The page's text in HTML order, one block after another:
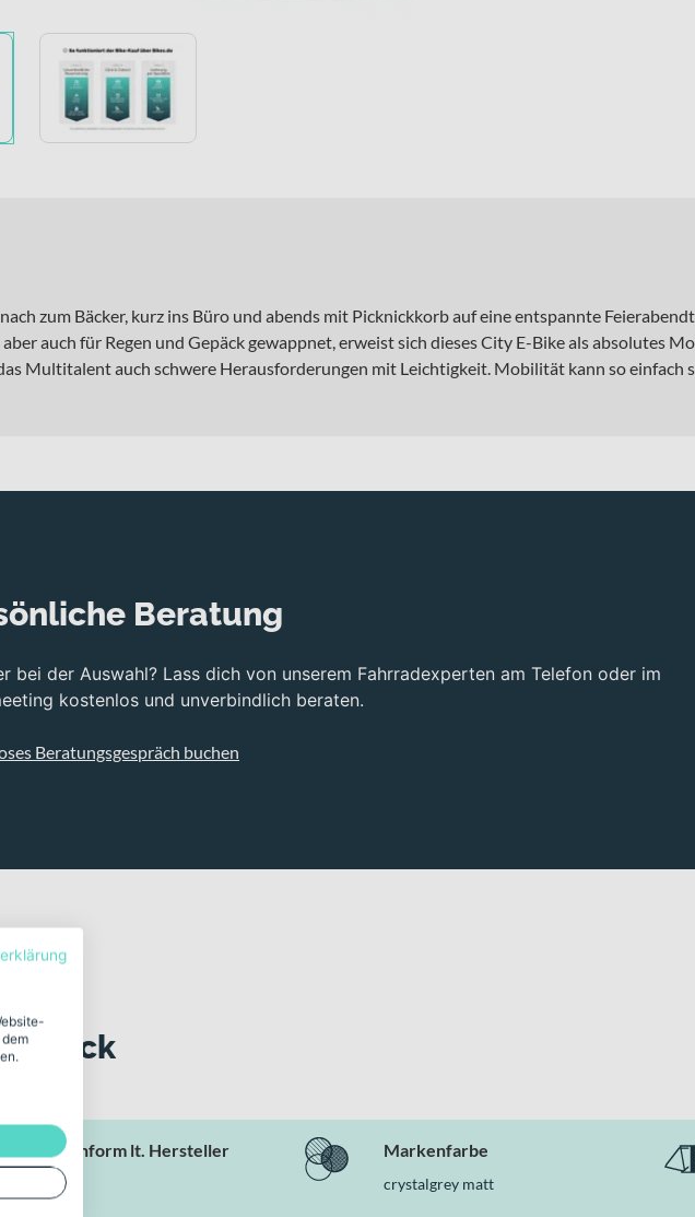
zum Bäcker, kurz ins Büro und abends mit Picknickkorb auf eine entspannte
auch für Regen und Gepäck gewappnet, erweist sich dieses City E-Bike als absolutes
Multitalent auch schwere Herausforderungen mit Leichtigkeit. Mobilität kann so einfach
Beratung
bei der Auswahl? Lass dich von unserem Fahrradexperten am Telefon oder im
kostenlos und unverbindlich beraten.
Beratungsgespräch buchen
Blick
Rahmenform lt. Hersteller Markenfarbe
crystalgrey matt